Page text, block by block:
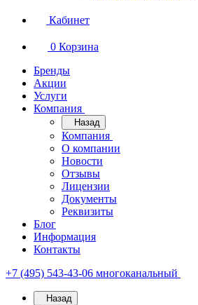
Кабинет
0 Корзина
Бренды
Акции
Услуги
Компания
Назад
Компания
О компании
Новости
Отзывы
Лицензии
Документы
Реквизиты
Блог
Информация
Контакты
+7 (495) 543-43-06 многоканальный
Назад